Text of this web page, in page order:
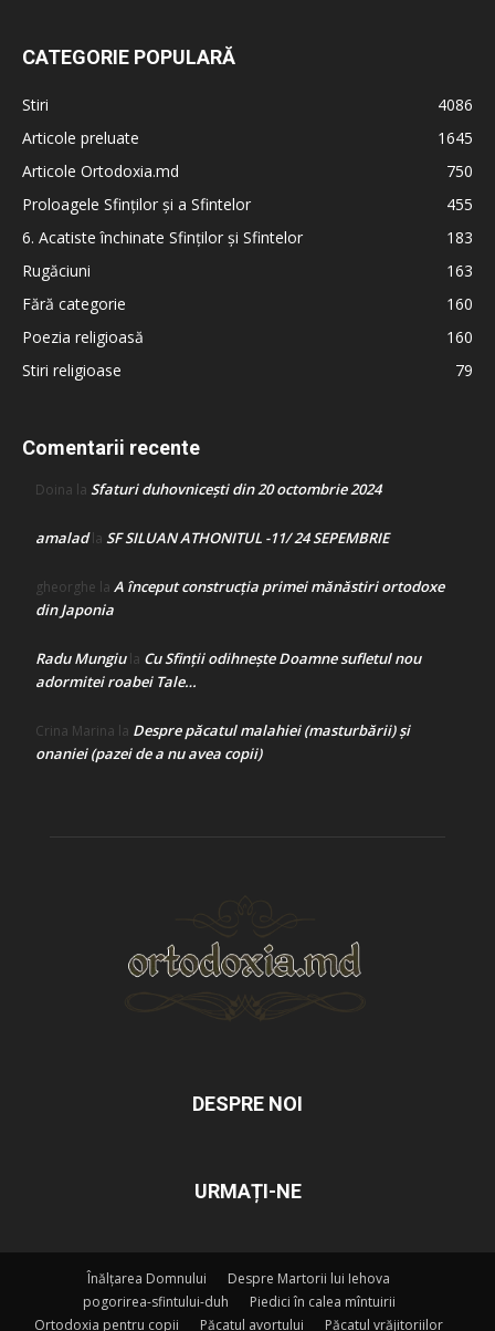
CATEGORIE POPULARĂ
Stiri
4086
Articole preluate
1645
Articole Ortodoxia.md
750
Proloagele Sfinților și a Sfintelor
455
6. Acatiste închinate Sfinților și Sfintelor
183
Rugăciuni
163
Fără categorie
160
Poezia religioasă
160
Stiri religioase
79
Comentarii recente
Doina la Sfaturi duhovnicești din 20 octombrie 2024
amaladla SF SILUAN ATHONITUL -11/ 24 SEPEMBRIE
gheorghe la A început construcţia primei mănăstiri ortodoxe
din Japonia
Radu Mungiula Cu Sfinții odihnește Doamne sufletul nou
adormitei roabei Tale…
Crina Marina la Despre păcatul malahiei (masturbării) şi
onaniei (pazei de a nu avea copii)
DESPRE NOI
URMAȚI-NE
Înălțarea Domnului
Despre Martorii lui Iehova
pogorirea-sfintului-duh
Piedici în calea mîntuirii
Ortodoxia pentru copii
Păcatul avortului Păcatul vrăjitoriilor